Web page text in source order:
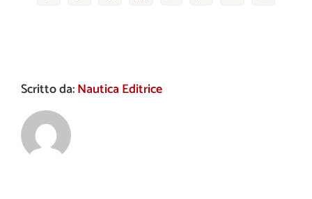
Scritto da:Nautica Editrice